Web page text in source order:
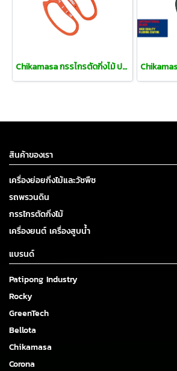
Chikamasa กรรไกรตัดกิ่งไม้ ปากแหลม
สินค้าของเรา
เครื่องย่อยกิ่งไม้และวัชพืช
รถพรวนดิน
กรรไกรตัดกิ่งไม้
เครื่องยนต์ เครื่องสูบน้ำ
แบรนด์
Patipong Industry
Rocky
GreenTech
Bellota
Chikamasa
Corona